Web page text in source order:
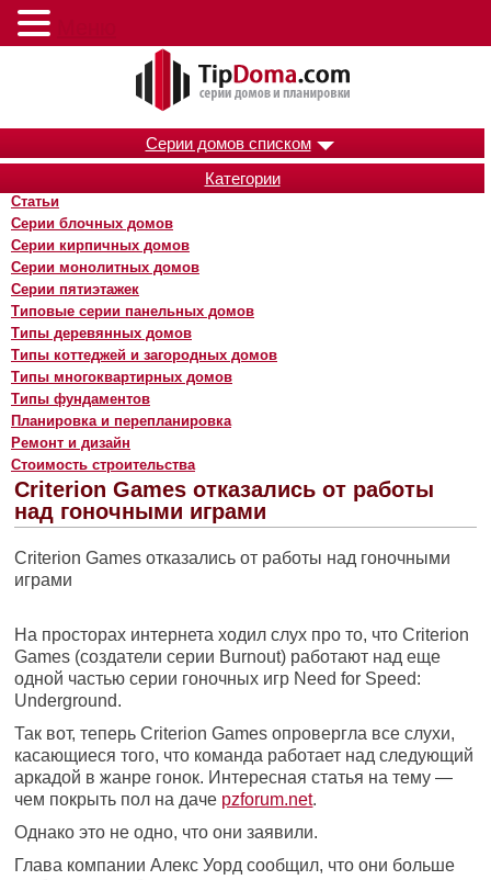
Серии домов списком
Категории
Статьи
Серии блочных домов
Серии кирпичных домов
Серии монолитных домов
Серии пятиэтажек
Типовые серии панельных домов
Типы деревянных домов
Типы коттеджей и загородных домов
Типы многоквартирных домов
Типы фундаментов
Планировка и перепланировка
Ремонт и дизайн
Стоимость строительства
Criterion Games отказались от работы
над гоночными играми
Criterion Games отказались от работы над гоночными
играми
На просторах интернета ходил слух про то, что Criterion
Games (создатели серии Burnout) работают над еще
одной частью серии гоночных игр Need for Speed:
Underground.
Так вот, теперь Criterion Games опровергла все слухи,
касающиеся того, что команда работает над следующий
аркадой в жанре гонок. Интересная статья на тему —
чем покрыть пол на даче pzforum.net.
Однако это не одно, что они заявили.
Глава компании Алекс Уорд сообщил, что они больше